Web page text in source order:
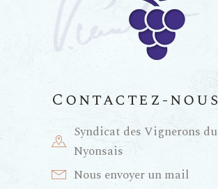
Contactez-nous
Syndicat des Vignerons du
Nyonsais
Nous envoyer un mail